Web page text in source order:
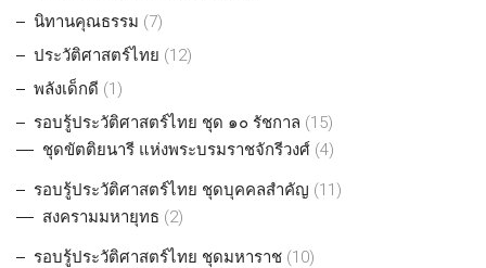
นิทานคุณธรรม (7)
ประวัติศาสตร์ไทย (12)
พลังเด็กดี (1)
รอบรู้ประวัติศาสตร์ไทย ชุด ๑๐ รัชกาล (15)
ชุดขัตติยนารี แห่งพระบรมราชจักรีวงศ์ (4)
รอบรู้ประวัติศาสตร์ไทย ชุดบุคคลสำคัญ (11)
สงครามมหายุทธ (2)
รอบรู้ประวัติศาสตร์ไทย ชุดมหาราช (10)